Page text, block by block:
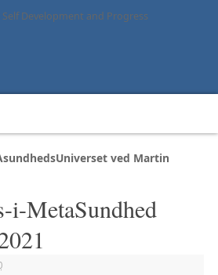
ved Martin
i-MetaSundhed